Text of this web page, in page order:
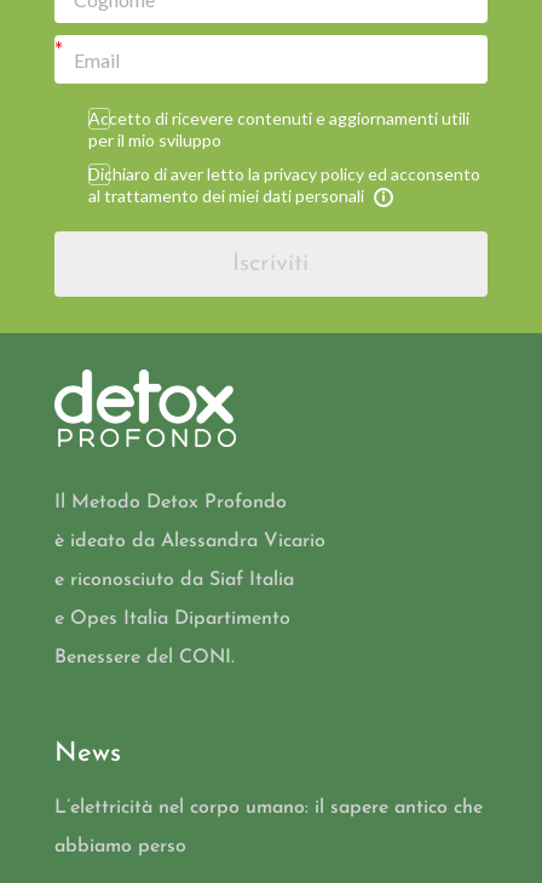
Accetto di ricevere contenuti e aggiornamenti utili
per il mio sviluppo
Dichiaro di aver letto la privacy policy ed acconsento
al trattamento dei miei dati personali
Iscriviti
Il Metodo Detox Profondo
è ideato da Alessandra Vicario
e riconosciuto da Siaf Italia
e Opes Italia Dipartimento
Benessere del CONI.
News
L’elettricità nel corpo umano: il sapere antico che
abbiamo perso